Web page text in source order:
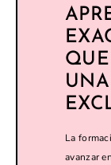
La
avanzar